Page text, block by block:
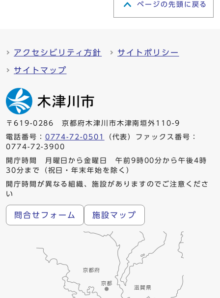
ページの先頭に戻る
アクセシビリティ方針 サイトポリシー
サイトマップ
〒619-0286 京都府木津川市木津南垣外110-9
電話番号： 0774-72-0501
（代表）ファックス番号：
0774-72-3900
開庁時間 月曜日から金曜日 午前9時00分から午後4時
30分まで（祝日・年末年始を除く）
開庁時間が異なる組織、施設がありますのでご注意くださ
い
問合せフォーム 施設マップ